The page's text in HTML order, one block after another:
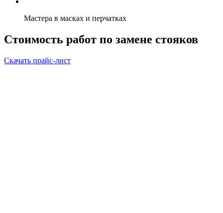
Мастера в масках и перчатках
Стоимость работ по замене стояков
Скачать прайс-лист